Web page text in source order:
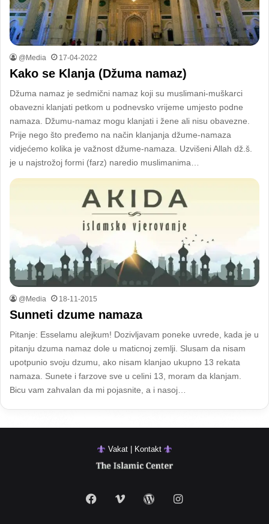
@Media 17-04-2022
Kako se Klanja (Džuma namaz)
Džuma namaz je sedmični namaz koji su muslimani-muškarci
obavezni klanjati petkom u podnevsko vrijeme umjesto podne
namaza. Džumu-namaz mogu klanjati i žene ali nisu obavezne.
Prije nego što pređemo na način klanjanja džume-namaza
vidjećemo kolika je važnost džume-namaza. Uzvišeni Allah dž.š.
je u najstrožoj formi (farz) naredio muslimanima…
@Media 18-11-2015
Sunneti dzume namaza
Pitanje: Esselamu alejkum! Dozivljavam poneke uvrede, kada je u
pitanju dzuma namaz dole u maticnoj zemlji. Slusam da nisam
upotpunio svoju dzumu, ako nisam klanjao ukupno 13 rekata
namaza. Sunete i farzove sve u celini 13, moram da klanjam.
Bicu vam zahvalan da mi pojasnite, a i nasoj…
Vakat | Kontakt
FacebookVimeo WordPressInstagram